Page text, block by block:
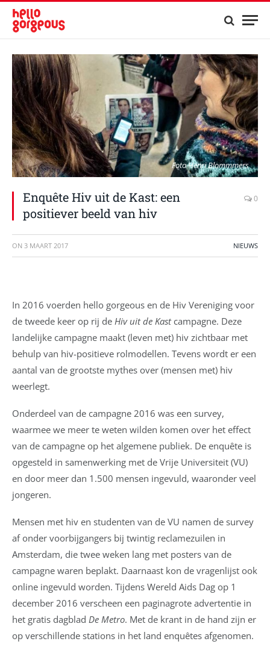
Foto Henri Blommmers
Enquête Hiv uit de Kast: een
positiever beeld van hiv
0
ON 3 MAART 2017 NIEUWS
In 2016 voerden hello gorgeous en de Hiv Vereniging voor
de tweede keer op rij de Hiv uit de Kastcampagne. Deze
landelijke campagne maakt (leven met) hiv zichtbaar met
behulp van hiv-positieve rolmodellen. Tevens wordt er een
aantal van de grootste mythes over (mensen met) hiv
weerlegt.
Onderdeel van de campagne 2016 was een survey,
waarmee we meer te weten wilden komen over het effect
van de campagne op het algemene publiek. De enquête is
opgesteld in samenwerking met de Vrije Universiteit (VU)
en door meer dan 1.500 mensen ingevuld, waaronder veel
jongeren.
Mensen met hiv en studenten van de VU namen de survey
af onder voorbijgangers bij twintig reclamezuilen in
Amsterdam, die twee weken lang met posters van de
campagne waren beplakt. Daarnaast kon de vragenlijst ook
online ingevuld worden. Tijdens Wereld Aids Dag op 1
december 2016 verscheen een paginagrote advertentie in
het gratis dagblad De Metro. Met de krant in de hand zijn er
op verschillende stations in het land enquêtes afgenomen.